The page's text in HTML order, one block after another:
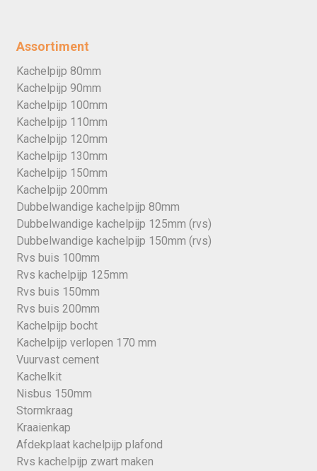
Assortiment
Kachelpijp 80mm
Kachelpijp 90mm
Kachelpijp 100mm
Kachelpijp 110mm
Kachelpijp 120mm
Kachelpijp 130mm
Kachelpijp 150mm
Kachelpijp 200mm
Dubbelwandige kachelpijp 80mm
Dubbelwandige kachelpijp 125mm (rvs)
Dubbelwandige kachelpijp 150mm (rvs)
Rvs buis 100mm
Rvs kachelpijp 125mm
Rvs buis 150mm
Rvs buis 200mm
Kachelpijp bocht
Kachelpijp verlopen 170 mm
Vuurvast cement
Kachelkit
Nisbus 150mm
Stormkraag
Kraaienkap
Afdekplaat kachelpijp plafond
Rvs kachelpijp zwart maken